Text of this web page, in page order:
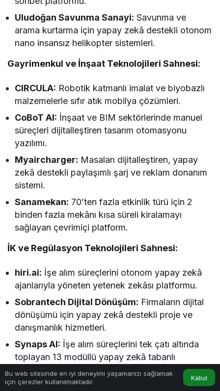
Uludoğan Savunma Sanayi: Savunma ve
arama kurtarma için yapay zekâ destekli otonom
nano insansız helikopter sistemleri.
Gayrimenkul ve İnşaat Teknolojileri Sahnesi:
CIRCULA: Robotik katmanlı imalat ve biyobazlı
malzemelerle sıfır atık mobilya çözümleri.
CoBoT AI: İnşaat ve BIM sektörlerinde manuel
süreçleri dijitalleştiren tasarım otomasyonu
yazılımı.
Myaircharger: Masaları dijitalleştiren, yapay
zekâ destekli paylaşımlı şarj ve reklam donanım
sistemi.
Sanamekan: 70’ten fazla etkinlik türü için 2
binden fazla mekânı kısa süreli kiralamayı
sağlayan çevrimiçi platform.
İK ve Regülasyon Teknolojileri Sahnesi:
hiri.ai: İşe alım süreçlerini otonom yapay zekâ
ajanlarıyla yöneten yetenek zekâsı platformu.
Sobrantech Dijital Dönüşüm: Firmaların dijital
dönüşümü için yapay zekâ destekli proje ve
danışmanlık hizmetleri.
Synaps AI: İşe alım süreçlerini tek çatı altında
toplayan 13 modüllü yapay zekâ tabanlı
platform.
Tebli:Kurumların e-tebligat süreçlerini
Bu web sitesinde en iyi deneyimi yaşamanızı sağlamak
için çerezler kullanılmaktadır.
Kabul